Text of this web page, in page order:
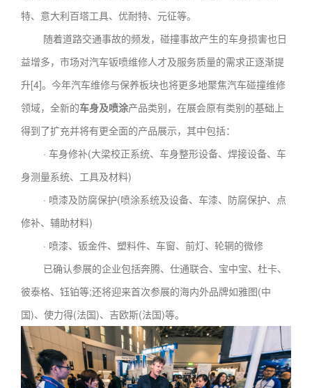
特、意大利百塔工具、优耐特、元征等。
随着道路交通事故的频发，碰撞事故产生的车身损害也日
益增多，市场对汽车钣喷维修人才及服务质量的需求正逐渐提
升[4]。今年汽车维修与保养板块也将更多地聚焦汽车碰撞维修
领域，全新的车身及喷涂产品类别，在展会原有类别的基础上
得到了扩充并将有更全面的产品展示，其中包括：
· 车身修补(大梁校正系统、车身整形设备、焊接设备、车
身测量系统、工具及材料)
· 喷漆及防腐保护(喷涂系统及设备、车漆、防腐保护、点
修补、辅助材料)
· 喷漆、钣金件、塑料件、车窗、前灯、轮辋的微修
已确认参展的企业包括奔腾、仕通联合、宝中宝、杜卡、
彼泰格、钰铂等;还将迎来首次参展的海内外品牌如雅图(中
国)、使力得(法国)、吉欧斯(法国)等。